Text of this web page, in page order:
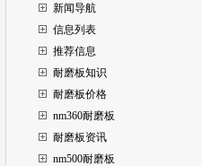
新闻导航
信息列表
推荐信息
耐磨板知识
耐磨板价格
nm360耐磨板
耐磨板资讯
nm500耐磨板